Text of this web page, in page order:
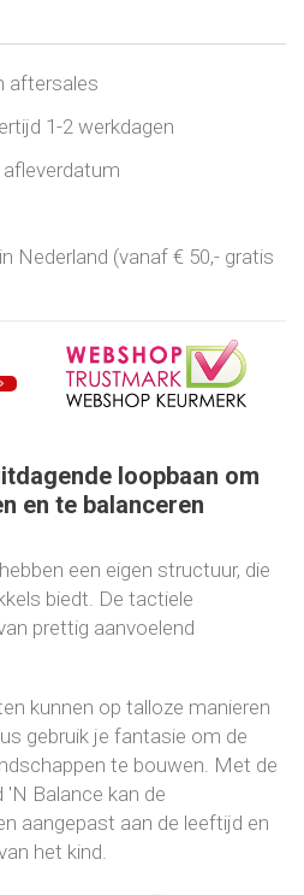
aftersales
1-2 werkdagen
Nederland (vanaf € 50,- gratis
loopbaan om
en te balanceren
een eigen structuur, die
biedt. De tactiele
prettig aanvoelend
kunnen op talloze manieren
gebruik je fantasie om de
te bouwen. Met de
'N Balance kan de
aangepast aan de leeftijd en
het kind.